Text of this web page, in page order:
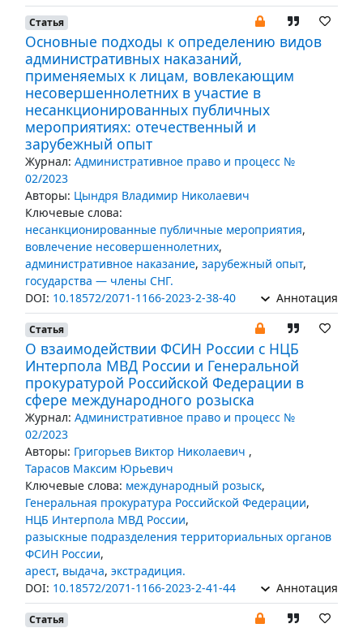
Статья
Основные подходы к определению видов
административных наказаний,
применяемых к лицам, вовлекающим
несовершеннолетних в участие в
несанкционированных публичных
мероприятиях: отечественный и
зарубежный опыт
Журнал: Административное право и процесс №
02/2023
Авторы: Цындря Владимир Николаевич
Ключевые слова:
несанкционированные публичные мероприятия,
вовлечение несовершеннолетних,
административное наказание, зарубежный опыт,
государства — члены СНГ.
DOI: 10.18572/2071-1166-2023-2-38-40 Аннотация
Статья
О взаимодействии ФСИН России с НЦБ
Интерпола МВД России и Генеральной
прокуратурой Российской Федерации в
сфере международного розыска
Журнал: Административное право и процесс №
02/2023
Авторы: Григорьев Виктор Николаевич ,
Тарасов Максим Юрьевич
Ключевые слова: международный розыск,
Генеральная прокуратура Российской Федерации,
НЦБ Интерпола МВД России,
разыскные подразделения территориальных органов
ФСИН России,
арест, выдача, экстрадиция.
DOI: 10.18572/2071-1166-2023-2-41-44 Аннотация
Статья